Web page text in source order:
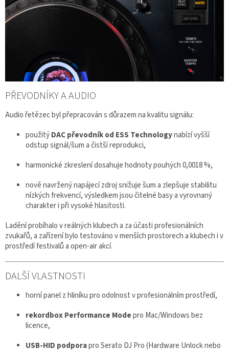
PŘEVODNÍKY A AUDIO
Audio řetězec byl přepracován s důrazem na kvalitu signálu:
použitýDAC převodník od ESS Technologynabízí vyšší
odstup signál/šum a čistší reprodukci,
harmonické zkreslení dosahuje hodnoty pouhých 0,0018 %,
nově navržený napájecí zdroj snižuje šum a zlepšuje stabilitu
nízkých frekvencí, výsledkem jsou čitelné basy a vyrovnaný
charakter i při vysoké hlasitosti.
Ladění probíhalo v reálných klubech a za účasti profesionálních
zvukařů, a zařízení bylo testováno v menších prostorech a klubech i v
prostředí festivalů a open-air akcí.
DALŠÍ VLASTNOSTI
horní panel z hliníku pro odolnost v profesionálním prostředí,
rekordbox Performance Modepro Mac/Windows bez
licence,
USB-HID podporapro Serato DJ Pro (Hardware Unlock nebo